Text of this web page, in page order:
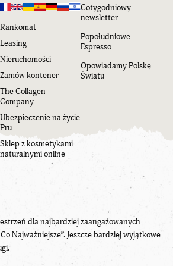
Rankomat
Leasing
Nieruchomości
Zamów kontener
The Collagen
Company
Ubezpieczenie na życie
Pru
Sklep z kosmetykami
naturalnymi online
Cotygodniowy
newsletter
Popołudniowe
Espresso
Opowiadamy Polskę
Światu
dla najbardziej zaangażowanych
Najważniejsze”. Jeszcze bardziej wyjątkowe